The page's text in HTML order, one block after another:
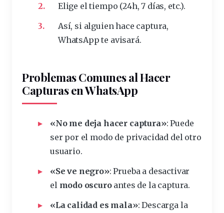
Elige el tiempo (24h, 7 días, etc.).
Así, si alguien hace captura,
WhatsApp te avisará.
Problemas Comunes al Hacer
Capturas en WhatsApp
«No me deja hacer captura»: Puede
ser por el modo de privacidad del otro
usuario.
«Se ve negro»: Prueba a desactivar
el modo oscuroantes de la captura.
«La calidad es mala»: Descarga la